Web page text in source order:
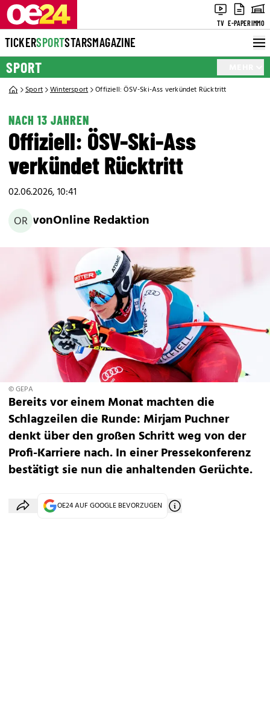
TV E-PAPERIMMO
TICKERSPORTSTARSMAGAZINE
SPORT
Sport Wintersport Offiziell: ÖSV-Ski-Ass verkündet Rücktritt
NACH 13 JAHREN
Offiziell: ÖSV-Ski-Ass
verkündet Rücktritt
02.06.2026, 10:41
OR vonOnline Redaktion
© GEPA
Bereits vor einem Monat machten die
Schlagzeilen die Runde: Mirjam Puchner
denkt über den großen Schritt weg von der
Profi-Karriere nach. In einer Pressekonferenz
bestätigt sie nun die anhaltenden Gerüchte.
OE24 AUF GOOGLE BEVORZUGEN